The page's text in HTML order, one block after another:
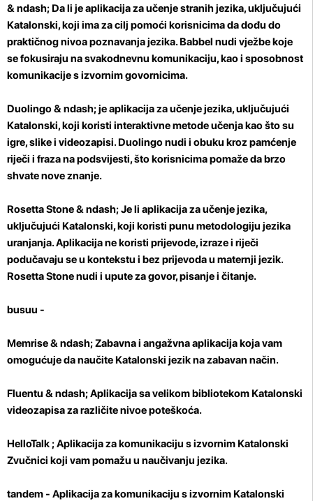
& ndash; Da li je aplikacija za učenje stranih jezika, uključujući
Katalonski, koji ima za cilj pomoći korisnicima da dođu do
praktičnog nivoa poznavanja jezika. Babbel nudi vježbe koje
se fokusiraju na svakodnevnu komunikaciju, kao i sposobnost
komunikacije s izvornim govornicima.
Duolingo& ndash; je aplikacija za učenje jezika, uključujući
Katalonski, koji koristi interaktivne metode učenja kao što su
igre, slike i videozapisi. Duolingo nudi i obuku kroz pamćenje
riječi i fraza na podsvijesti, što korisnicima pomaže da brzo
shvate nove znanje.
Rosetta Stone& ndash; Je li aplikacija za učenje jezika,
uključujući Katalonski, koji koristi punu metodologiju jezika
uranjanja. Aplikacija ne koristi prijevode, izraze i riječi
podučavaju se u kontekstu i bez prijevoda u maternji jezik.
Rosetta Stone nudi i upute za govor, pisanje i čitanje.
busuu -
Memrise& ndash; Zabavna i angažvna aplikacija koja vam
omogućuje da naučite Katalonski jezik na zabavan način.
Fluentu & ndash; Aplikacija sa velikom bibliotekom Katalonski
videozapisa za različite nivoe poteškoća.
HelloTalk ; Aplikacija za komunikaciju s izvornim Katalonski
Zvučnici koji vam pomažu u naučivanju jezika.
tandem - Aplikacija za komunikaciju s izvornim Katalonski